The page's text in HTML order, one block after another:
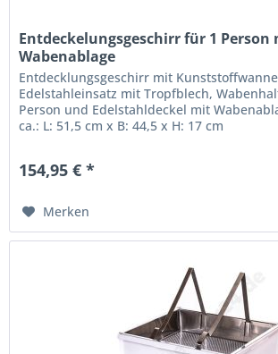
Entdeckelungsgeschirr für 1 Person
Wabenablage
Entdecklungsgeschirr mit
Edelstahleinsatz mit Tropfblech,
Person und Edelstahldeckel mit
ca.: L: 51,5 cm x B: 44,5 x H: 17 cm
154,95 € *
Merken